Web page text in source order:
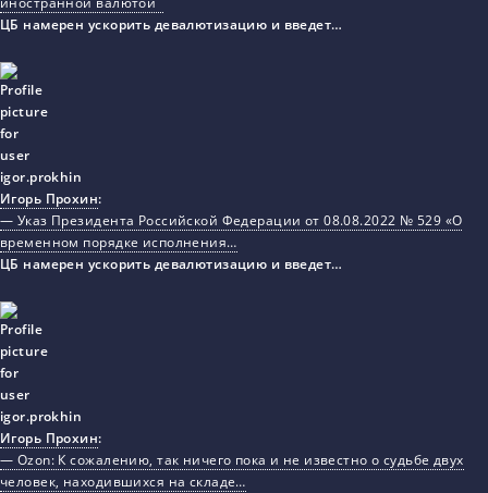
ЦБ намерен ускорить девалютизацию и введет…
Игорь Прохин:
— Указ Президента Российской Федерации от 08.08.2022 № 529 «О
временном порядке исполнения…
ЦБ намерен ускорить девалютизацию и введет…
Игорь Прохин:
— Ozon: К сожалению, так ничего пока и не известно о судьбе двух
человек, находившихся на складе…